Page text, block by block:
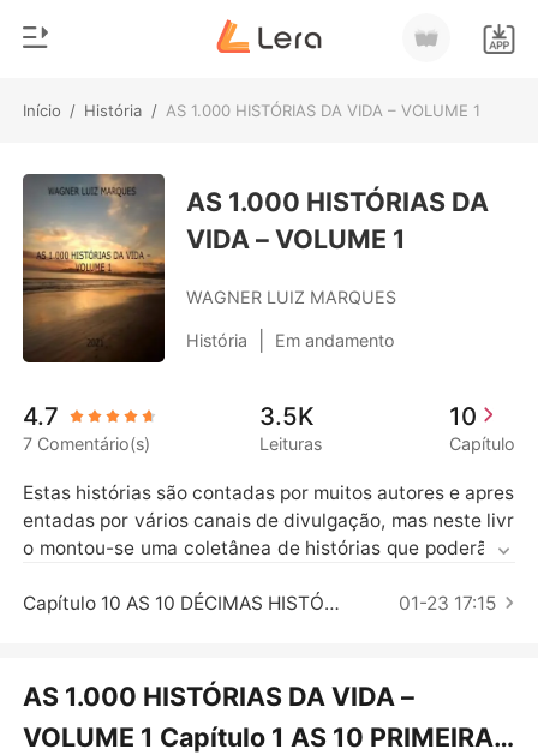
Início / História / AS 1.000 HISTÓRIAS DA VIDA – VOLUME 1
Loja
Histórico
Sair
Baixar App
Gênero
Moderno
Lobisomem
Contos
Bilionários
Contos Curtos
AS 1.000 HISTÓRIAS DA
VIDA – VOLUME 1
WAGNER LUIZ MARQUES
História Em andamento
4.7
7 Comentário(s)
3.5K
Leituras
10
Capítulo
Estas histórias são contadas por muitos autores e apres
entadas por vários canais de divulgação, mas neste livr
o montou-se uma coletânea de histórias que poderão s
ionar e até mesmo mudar sua personalidade de ser.
a experiência diária de cada ser humano que ler e reflet
ir as histórias, para isso devemos nos colocar de corpo
e alma nas leituras e nas pesquisas que servirão para c
Capítulo 10 AS 10 DÉCIMAS HISTÓRIAS DA VIDA – VOLUME 1 01-23 17:15
AS 1.000 HISTÓRIAS DA VIDA –
VOLUME 1 Capítulo 1 AS 10 PRIMEIRAS